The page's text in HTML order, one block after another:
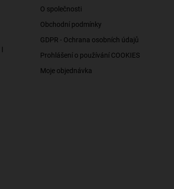
O společnosti
Obchodní podmínky
GDPR - Ochrana osobních údajů
Prohlášení o používání COOKIES
Moje objednávka